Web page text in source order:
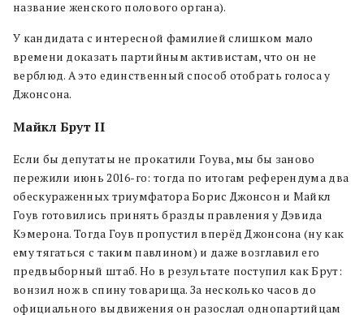
название женского полового органа).
У кандидата с интересной фамилией слишком мало
времени доказать партийным активистам, что он не
верблюд. А это единственный способ отобрать голоса у
Джонсона.
Майкл Брут II
Если бы депутаты не прокатили Гоува, мы бы заново
пережили июнь 2016-го: тогда по итогам референдума два
обескураженных триумфатора Борис Джонсон и Майкл
Гоув готовились принять бразды правления у Дэвида
Кэмерона. Тогда Гоув пропустил вперёд Джонсона (ну как
ему тягаться с таким павлином) и даже возглавил его
предвыборный штаб. Но в результате поступил как Брут:
вонзил нож в спину товарища. За несколько часов до
официального выдвижения он разослал однопартийцам